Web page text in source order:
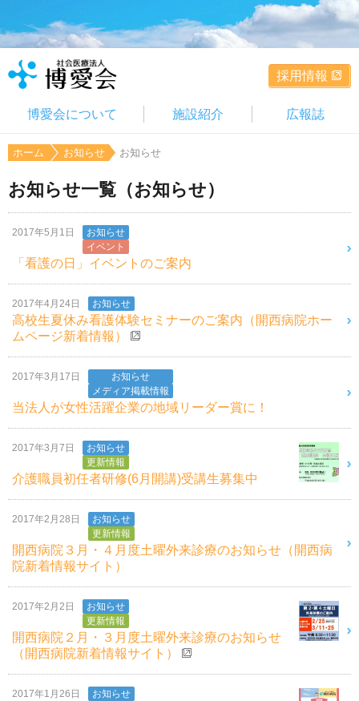
採用情報
博愛会について 施設紹介 広報誌
ホーム お知らせ お知らせ
お知らせ一覧（お知らせ）
2017年5月1日
お知らせ
イベント
「看護の日」イベントのご案内
2017年4月24日 お知らせ
高校生夏休み看護体験セミナーのご案内（開西病院ホー
ムページ新着情報）
2017年3月17日
お知らせ
メディア掲載情報
当法人が女性活躍企業の地域リーダー賞に！
2017年3月7日
お知らせ
更新情報
介護職員初任者研修(6月開講)受講生募集中
2017年2月28日
お知らせ
更新情報
開西病院３月・４月度土曜外来診療のお知らせ（開西病
院新着情報サイト）
2017年2月2日
お知らせ
更新情報
開西病院２月・３月度土曜外来診療のお知らせ
（開西病院新着情報サイト）
2017年1月26日
お知らせ